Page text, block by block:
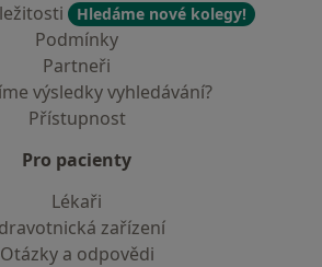
Hledáme nové kolegy!
Podmínky
Partneři
výsledky vyhledávání?
Přístupnost
Pro pacienty
Lékaři
zařízení
Otázky a odpovědi